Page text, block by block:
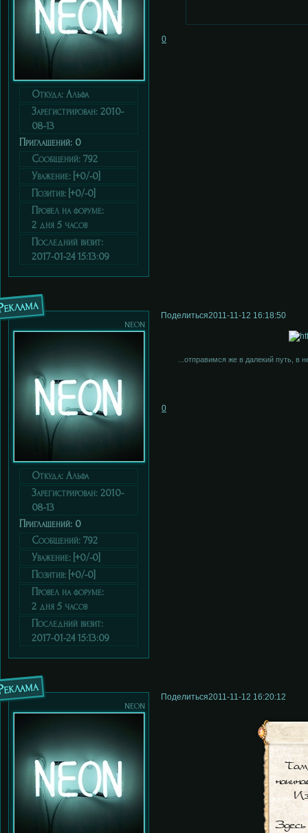
Откуда: Альфа
Зарегистрирован: 2010-
08-13
Приглашений: 0
Сообщений: 792
Уважение: [+0/-0]
Позитив: [+0/-0]
Провел на форуме:
2 дня 5 часов
Последний визит:
2017-01-24 15:13:09
0
Поделиться2011-11-12 16:18:50
neon
Откуда: Альфа
Зарегистрирован: 2010-
08-13
Приглашений: 0
Сообщений: 792
Уважение: [+0/-0]
Позитив: [+0/-0]
Провел на форуме:
2 дня 5 часов
Последний визит:
2017-01-24 15:13:09
...отправимся же в далекий путь, в
0
Поделиться2011-11-12 16:20:12
neon